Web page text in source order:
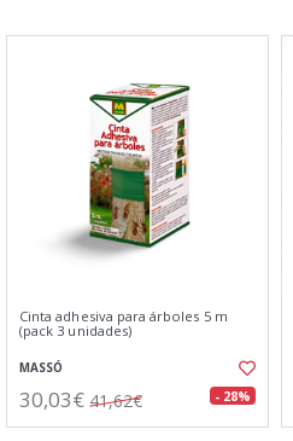
Cinta adhesiva para árboles 5 m
(pack 3 unidades)
MASSÓ
30,03€ 41,62€ - 28%